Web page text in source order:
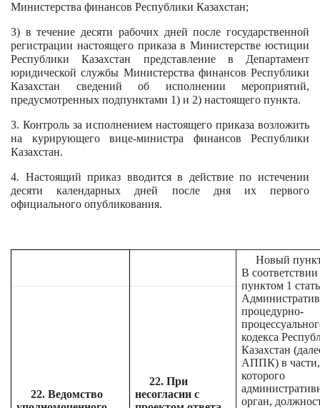
Министерства финансов Республики Казахстан;
3) в течение десяти рабочих дней после государственной
регистрации настоящего приказа в Министерстве юстиции
Республики Казахстан представление в Департамент
юридической службы Министерства финансов Республики
Казахстан сведений об исполнении мероприятий,
предусмотренных подпунктами 1) и 2) настоящего пункта.
3. Контроль за исполнением настоящего приказа возложить
на курирующего вице-министра финансов Республики
Казахстан.
4. Настоящий приказ вводится в действие по истечении
десяти календарных дней после дня их первого
официального опубликования.
22. Ведомство
22. При
несогласии с
Новый
В соответствии
пунктом 1
процедурно-
кодекса
Казахстан
АППК) в части,
которого
орган,